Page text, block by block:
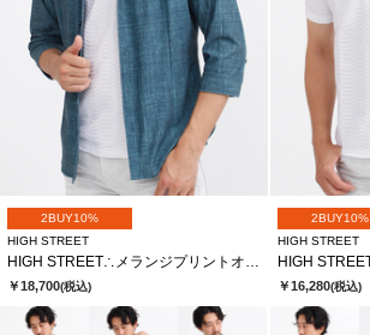
2BUY10%
HIGH STREET
HIGH STREET∴メランジプリントオブロングシチブソデシャツ
￥18,700(税込)
2BUY10%
HIGH STREET
￥16,280(税込)